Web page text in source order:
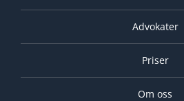
Advokater
Priser
Om oss